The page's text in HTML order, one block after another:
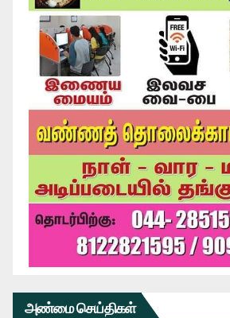
அண்மை செய்திகள்